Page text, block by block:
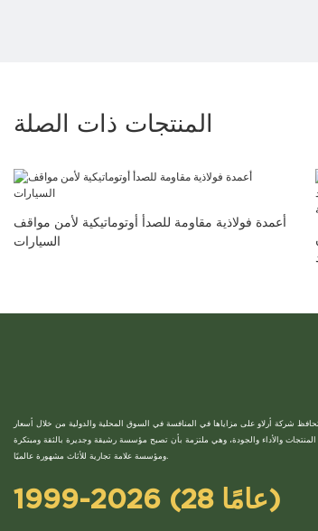
المنتجات ذات الصلة
أعمدة فولاذية مقاومة للصدأ أوتوماتيكية لأمن مواقف
السيارات
شركة أرلاو على مزاياها في المنافسة في السوق المحلية والدولية من خلال أسعار
المنتجات والأداء والجودة، وهي ملتزمة بأن تصبح مؤسسة رشيقة وجديرة بالثقة ومبتكرة
1999-2026 (28 عامًا)